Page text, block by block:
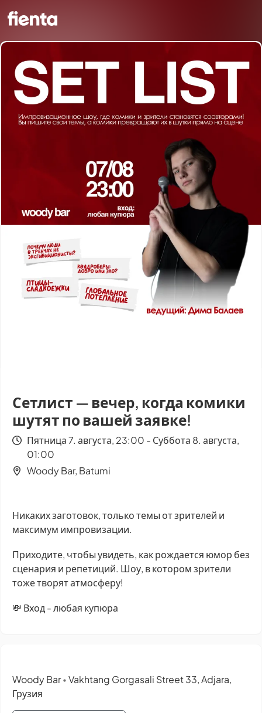
Сетлист — вечер, когда комики
шутят по вашей заявке!
Пятница 7. августа, 23:00 - Суббота 8. августа,
01:00
Woody Bar, Batumi
Никаких заготовок, только темы от зрителей и
максимум импровизации.
Приходите, чтобы увидеть, как рождается юмор без
сценария и репетиций. Шоу, в котором зрители
тоже творят атмосферу!
💸 Вход - любая купюра
Woody Bar• Vakhtang Gorgasali Street 33, Adjara,
Грузия